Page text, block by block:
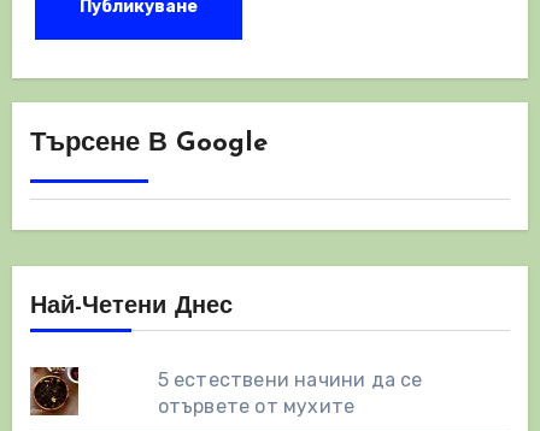
Търсене В Google
Най-Четени Днес
5 естествени начини да се
отървете от мухите